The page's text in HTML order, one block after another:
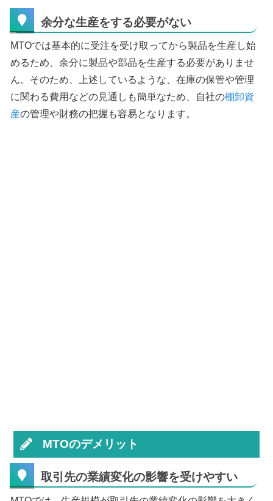
余分な生産をする必要がない
MTOでは基本的に受注を受け取ってから製品を生産し始
めるため、余分に製品や部品を生産する必要がありませ
ん。そのため、上述しているような、在庫の保管や管理
に関わる費用などの見通しも簡単なため、自社の棚卸資
産の管理や財務の把握も容易となります。
MTOのデメリット
取引先の業績変化の影響を受けやすい